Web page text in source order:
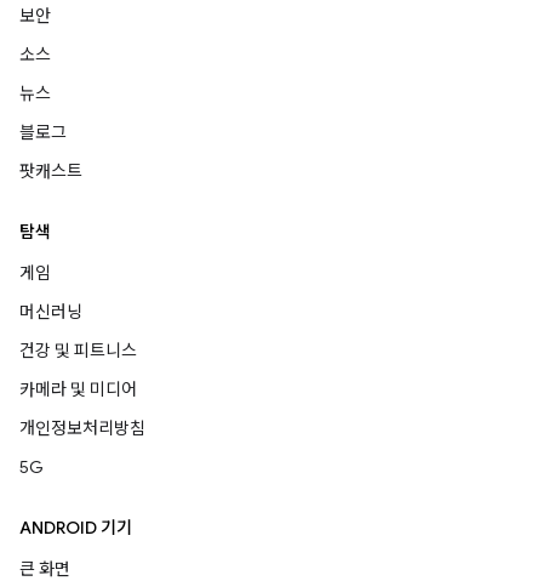
보안
소스
뉴스
블로그
팟캐스트
탐색
게임
머신러닝
건강 및 피트니스
카메라 및 미디어
개인정보처리방침
5G
ANDROID 기기
큰 화면